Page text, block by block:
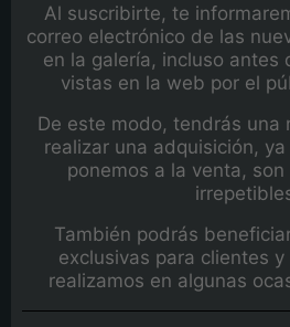
Al suscribirte, te
correo electrónico de las
en la galería, incluso antes
vistas en la web por el
De este modo, tendrás una
realizar una adquisición,
ponemos a la venta,
También podrás
exclusivas para clientes
realizamos en algunas